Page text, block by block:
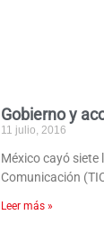
Gobierno y
11 julio, 2016
México cayó siete
Comunicación
Leer más »